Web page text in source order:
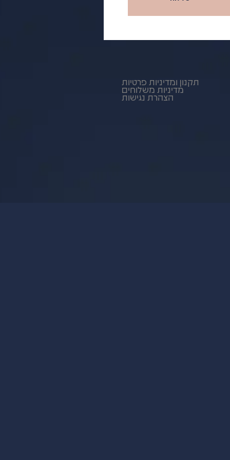
תקנון ומדיניות פרטיות
מדיניות משלוחים
הצהרת נגישות